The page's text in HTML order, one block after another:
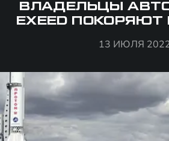
ВЛАДЕЛЬЦЫ
EXEED
13 ИЮЛЯ